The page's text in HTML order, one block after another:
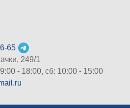
65
249/1
- 18:00, cб: 10:00 - 15:00